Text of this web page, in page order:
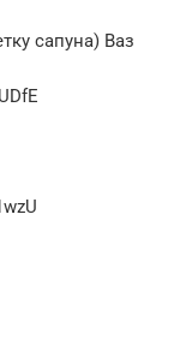
сапуна) Ваз